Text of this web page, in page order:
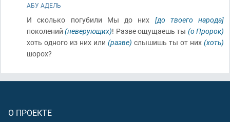
АБУ АДЕЛЬ
И сколько погубили Мы до них [до твоего народа]
поколений(неверующих)! Разве ощущаешь ты (о Пророк)
хоть одного из них или (разве) слышишь ты от них (хоть)
шорох?
О ПРОЕКТЕ